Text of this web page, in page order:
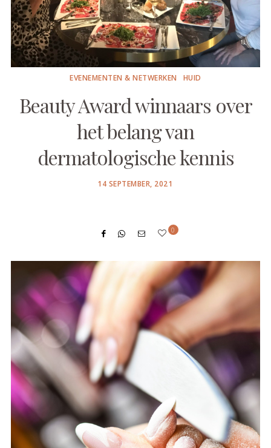
EVENEMENTEN & NETWERKEN HUID
Beauty Award winnaars over
het belang van
dermatologische kennis
POSTED
14 SEPTEMBER, 2021
0